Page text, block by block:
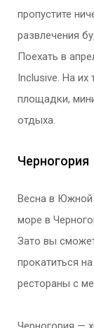
пропустите
развлечения
Поехать в
Inclusive. На их
площадки,
отдыха.
Черногория
Весна в Южной
море в
Зато вы
прокатиться
рестораны с